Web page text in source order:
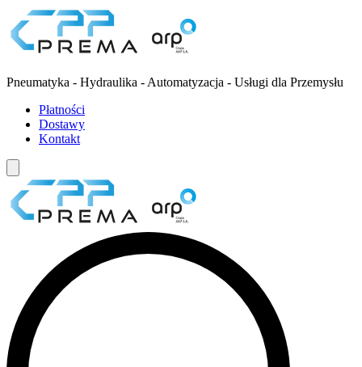
Pneumatyka - Hydraulika - Automatyzacja - Usługi dla Przemysłu
Płatności
Dostawy
Kontakt